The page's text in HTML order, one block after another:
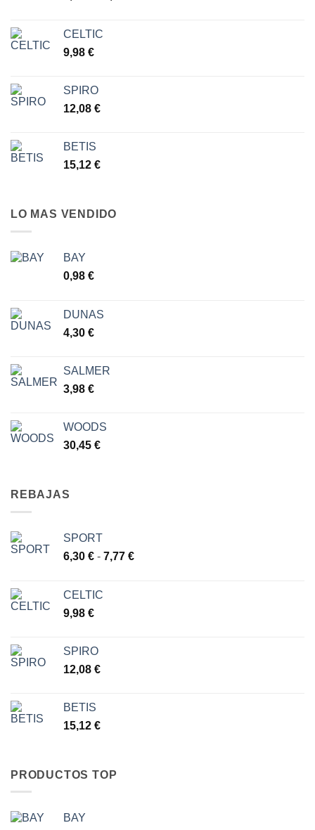
CELTIC
9,98 €
SPIRO
12,08 €
BETIS
15,12 €
LO MAS VENDIDO
BAY
0,98 €
DUNAS
4,30 €
SALMER
3,98 €
WOODS
30,45 €
REBAJAS
SPORT
6,30 € - 7,77 €Rango
CELTIC
9,98 €
SPIRO
12,08 €
BETIS
15,12 €
PRODUCTOS TOP
BAY